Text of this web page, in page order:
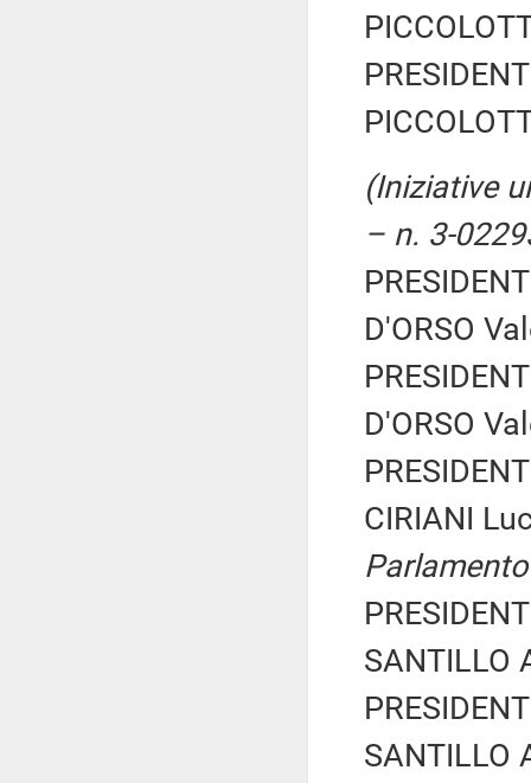
(Iniziative
– n. 3-
D'ORSO
D'ORSO
CIRIANI
Parlamento
SANTILLO
SANTILLO